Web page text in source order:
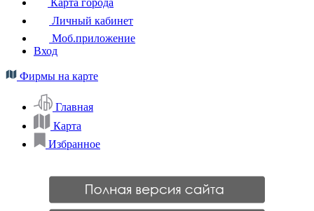
Личный кабинет
Моб.приложение
Вход
Фирмы на карте
Главная
Карта
Избранное